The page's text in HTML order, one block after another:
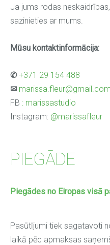
Ja jums rodas
sazinieties ar mums.
Mūsu kontaktinformācija:
✆+371 29 154 488
✉ marissa.fleur@gmail.com
FB : marissastudio
Instagram: @marissafleur
PIEGĀDE
Piegādes no Eiropas visā
Pasūtījumi tiek sagatavoti
laikā pēc apmaksas